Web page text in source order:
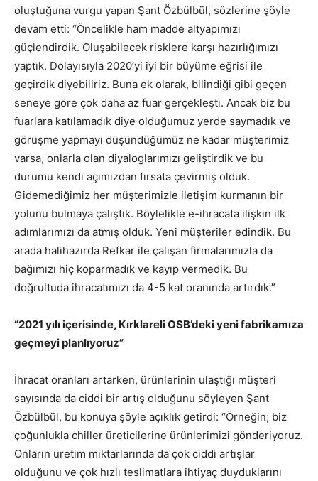
oluştuğuna vurgu yapan Şant Özbülbül, sözlerine şöyle
devam etti: “Öncelikle ham madde altyapımızı
güçlendirdik. Oluşabilecek risklere karşı hazırlığımızı
yaptık. Dolayısıyla 2020’yi iyi bir büyüme eğrisi ile
geçirdik diyebiliriz. Buna ek olarak, bilindiği gibi geçen
seneye göre çok daha az fuar gerçekleşti. Ancak biz bu
fuarlara katılamadık diye olduğumuz yerde saymadık ve
görüşme yapmayı düşündüğümüz ne kadar müşterimiz
varsa, onlarla olan diyaloglarımızı geliştirdik ve bu
durumu kendi açımızdan fırsata çevirmiş olduk.
Gidemediğimiz her müşterimizle iletişim kurmanın bir
yolunu bulmaya çalıştık. Böylelikle e-ihracata ilişkin ilk
adımlarımızı da atmış olduk. Yeni müşteriler edindik. Bu
arada halihazırda Refkar ile çalışan firmalarımızla da
bağımızı hiç koparmadık ve kayıp vermedik. Bu
doğrultuda ihracatımızı da 4-5 kat oranında artırdık.”
“2021 yılı içerisinde, Kırklareli OSB’deki yeni fabrikamıza
geçmeyi planlıyoruz”
İhracat oranları artarken, ürünlerinin ulaştığı müşteri
sayısında da ciddi bir artış olduğunu söyleyen Şant
Özbülbül, bu konuya şöyle açıklık getirdi: “Örneğin; biz
çoğunlukla chiller üreticilerine ürünlerimizi gönderiyoruz.
Onların üretim miktarlarında da çok ciddi artışlar
olduğunu ve çok hızlı teslimatlara ihtiyaç duyduklarını